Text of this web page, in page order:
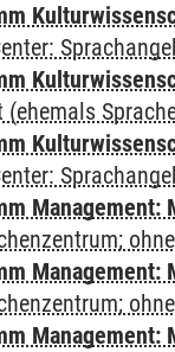
(ehemals
Management:
Management:
Management: